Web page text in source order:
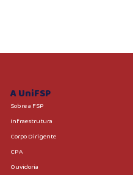
A UniFSP
Sobre a FSP
Infraestrutura
Corpo Dirigente
CPA
Ouvidoria